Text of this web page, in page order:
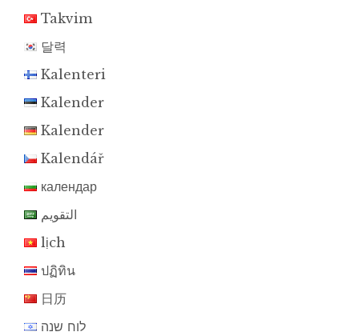
Takvim
달력
Kalenteri
Kalender
Kalender
Kalendář
календар
التقويم
lịch
ปฏิทิน
日历
לוח שנה